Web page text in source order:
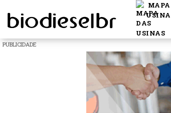
PUBLICIDADE